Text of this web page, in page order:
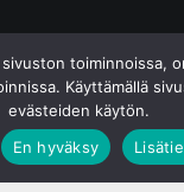
toiminnoissa,
Käyttämällä
evästeiden käytön.
En hyväksy